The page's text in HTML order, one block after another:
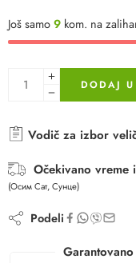
Još samo9 kom. na
DODAJ U
Vodič za izbor
Očekivano vreme
(Осим Сат, Сунце)
Podeli